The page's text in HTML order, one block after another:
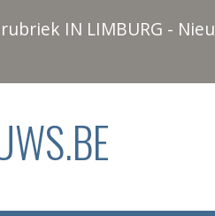
IN LIMBURG -